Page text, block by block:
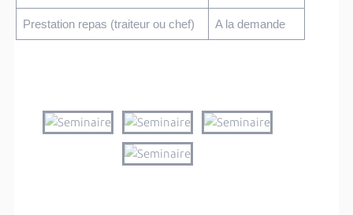
Prestation repas (traiteur ou chef) A la demande